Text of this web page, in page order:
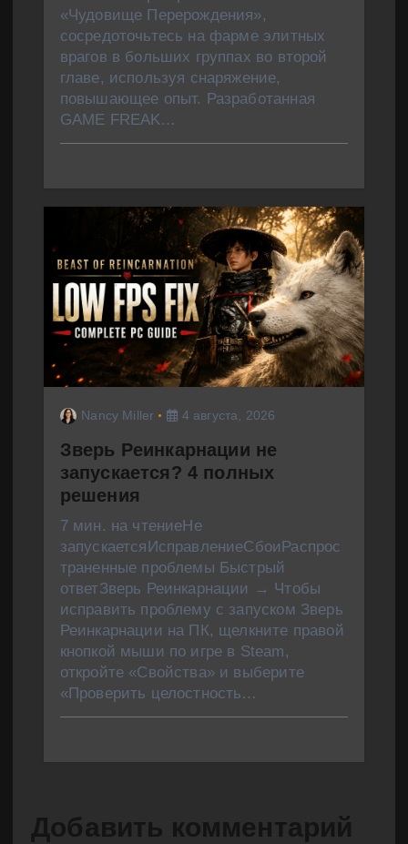
«Чудовище Перерождения»,
сосредоточьтесь на фарме элитных
врагов в больших группах во второй
главе, используя снаряжение,
повышающее опыт. Разработанная
GAME FREAK…
Nancy Miller 4 августа, 2026
Зверь Реинкарнации не
запускается? 4 полных
решения
7 мин. на чтениеНе
запускаетсяИсправлениеСбоиРаспрос
траненные проблемы Быстрый
ответЗверь Реинкарнации → Чтобы
исправить проблему с запуском Зверь
Реинкарнации на ПК, щелкните правой
кнопкой мыши по игре в Steam,
откройте «Свойства» и выберите
«Проверить целостность…
Добавить комментарий